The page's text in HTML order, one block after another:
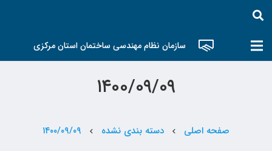
سازمان نظام مهندسی ساختمان استان مرکزی
۱۴۰۰/۰۹/۰۹
صفحه اصلی chevron_left دسته بندی نشده chevron_left ۱۴۰۰/۰۹/۰۹